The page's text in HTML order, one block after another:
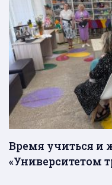
Время учиться и
«Университетом